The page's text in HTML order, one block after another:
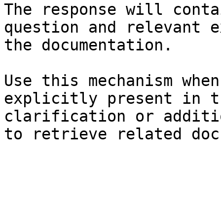
The response will
question and relevant
the documentation.
Use this mechanism
explicitly present in
clarification or